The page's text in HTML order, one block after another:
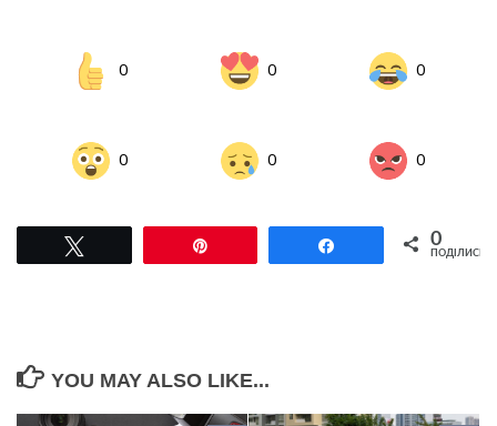
0 0 0
0 0 0
Поділитися0
ПОДІЛИСЬ
YOU MAY ALSO LIKE...